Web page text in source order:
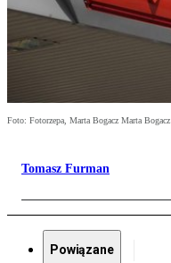
Foto: Fotorzepa, Marta Bogacz Marta Bogacz
Tomasz Furman
Powiązane